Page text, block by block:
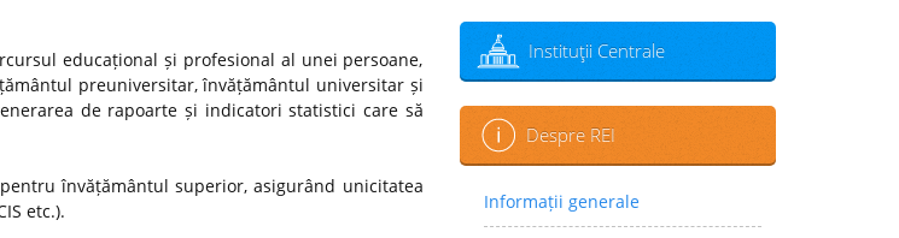
educațional și profesional al unei persoane,
preuniversitar, învățământul universitar și
de rapoarte și indicatori statistici care să
învățământul superior, asigurând unicitatea
etc.).
Instituţii Centrale
Despre REI
Informații generale